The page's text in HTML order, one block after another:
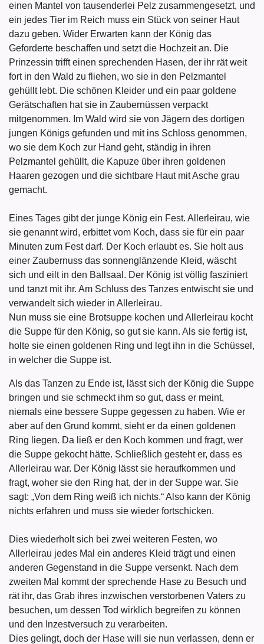
einen Mantel von tausenderlei Pelz zusammengesetzt, und
ein jedes Tier im Reich muss ein Stück von seiner Haut
dazu geben. Wider Erwarten kann der König das
Geforderte beschaffen und setzt die Hochzeit an. Die
Prinzessin trifft einen sprechenden Hasen, der ihr rät weit
fort in den Wald zu fliehen, wo sie in den Pelzmantel
gehüllt lebt. Die schönen Kleider und ein paar goldene
Gerätschaften hat sie in Zaubernüssen verpackt
mitgenommen. Im Wald wird sie von Jägern des dortigen
jungen Königs gefunden und mit ins Schloss genommen,
wo sie dem Koch zur Hand geht, ständig in ihren
Pelzmantel gehüllt, die Kapuze über ihren goldenen
Haaren gezogen und die sichtbare Haut mit Asche grau
gemacht.
Eines Tages gibt der junge König ein Fest. Allerleirau, wie
sie genannt wird, erbittet vom Koch, dass sie für ein paar
Minuten zum Fest darf. Der Koch erlaubt es. Sie holt aus
einer Zaubernuss das sonnenglänzende Kleid, wäscht
sich und eilt in den Ballsaal. Der König ist völlig fasziniert
und tanzt mit ihr. Am Schluss des Tanzes entwischt sie und
verwandelt sich wieder in Allerleirau.
Nun muss sie eine Brotsuppe kochen und Allerleirau kocht
die Suppe für den König, so gut sie kann. Als sie fertig ist,
holte sie einen goldenen Ring und legt ihn in die Schüssel,
in welcher die Suppe ist.
Als das Tanzen zu Ende ist, lässt sich der König die Suppe
bringen und sie schmeckt ihm so gut, dass er meint,
niemals eine bessere Suppe gegessen zu haben. Wie er
aber auf den Grund kommt, sieht er da einen goldenen
Ring liegen. Da ließ er den Koch kommen und fragt, wer
die Suppe gekocht hätte. Schließlich gesteht er, dass es
Allerleirau war. Der König lässt sie heraufkommen und
fragt, woher sie den Ring hat, der in der Suppe war. Sie
sagt: „Von dem Ring weiß ich nichts.“ Also kann der König
nichts erfahren und muss sie wieder fortschicken.
Dies wiederholt sich bei zwei weiteren Festen, wo
Allerleirau jedes Mal ein anderes Kleid trägt und einen
anderen Gegenstand in die Suppe versenkt. Nach dem
zweiten Mal kommt der sprechende Hase zu Besuch und
rät ihr, das Grab ihres inzwischen verstorbenen Vaters zu
besuchen, um dessen Tod wirklich begreifen zu können
und den Inzestversuch zu verarbeiten.
Dies gelingt, doch der Hase will sie nun verlassen, denn er